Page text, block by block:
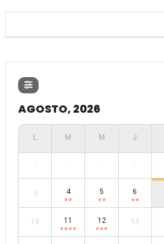
AGOSTO, 2026
- - - -
3 4 5 6
10 11 12 13